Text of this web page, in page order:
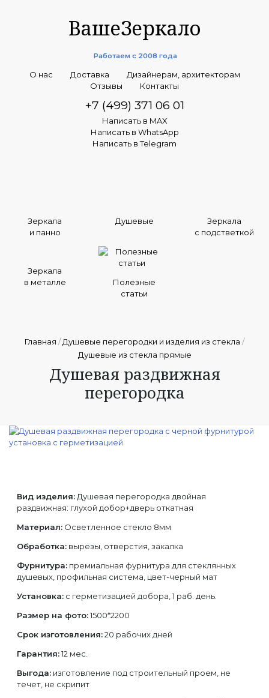
ВашеЗеркало
Работаем с 2008 года
О нас Доставка
Дизайнерам, архитекторам
Отзывы
Контакты
+7 (499) 371 06 01
Написать в MAX
Написать в WhatsApp
Написать в Telegram
Зеркала
и панно
Душевые
Зеркала
с подстветкой
Зеркала
в металле
Полезные
статьи
Главная /Душевые перегородки и изделия из стекла /
Душевые из стекла прямые
Душевая раздвижная
перегородка
Вид изделия: Душевая перегородка двойная
раздвижная: глухой добор+дверь откатная
Материал: Осветленное стекло 8мм
Обработка: вырезы, отверстия, закалка
Фурнитура: премиальная фурнитура для стеклянных
душевых, профильная система, цвет-черный мат
Установка: с герметизацией добора, 1 раб. день.
Размер на фото:1500*2200
Срок изготовления:20 рабочих дней
Гарантия:12 мес.
Выгода: изготовление под строительный проем, не
течет, не скрипит